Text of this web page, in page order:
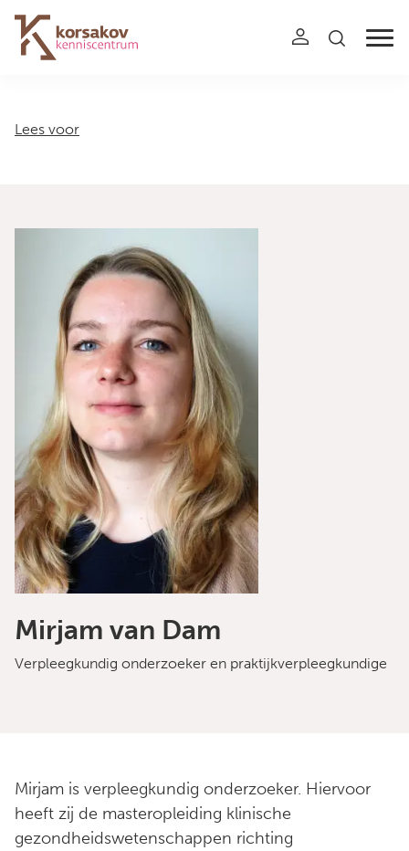
Navigation
Lees voor
Mirjam van Dam
Verpleegkundig onderzoeker en praktijkverpleegkundige
Mirjam is verpleegkundig onderzoeker. Hiervoor
heeft zij de masteropleiding klinische
gezondheidswetenschappen richting